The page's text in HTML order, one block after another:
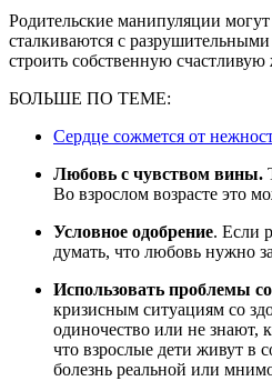
Родительские манипуляции
сталкиваются с
строить собственную счастливую
БОЛЬШЕ ПО ТЕМЕ:
Сердце сожмется от
Любовь с чувством вины.
Во взрослом возрасте это
Условное одобрение. Если
думать, что любовь нужно
Использовать проблемы
кризисным ситуациям со
одиночество или не знают,
что взрослые дети живут в
болезнь реальной или